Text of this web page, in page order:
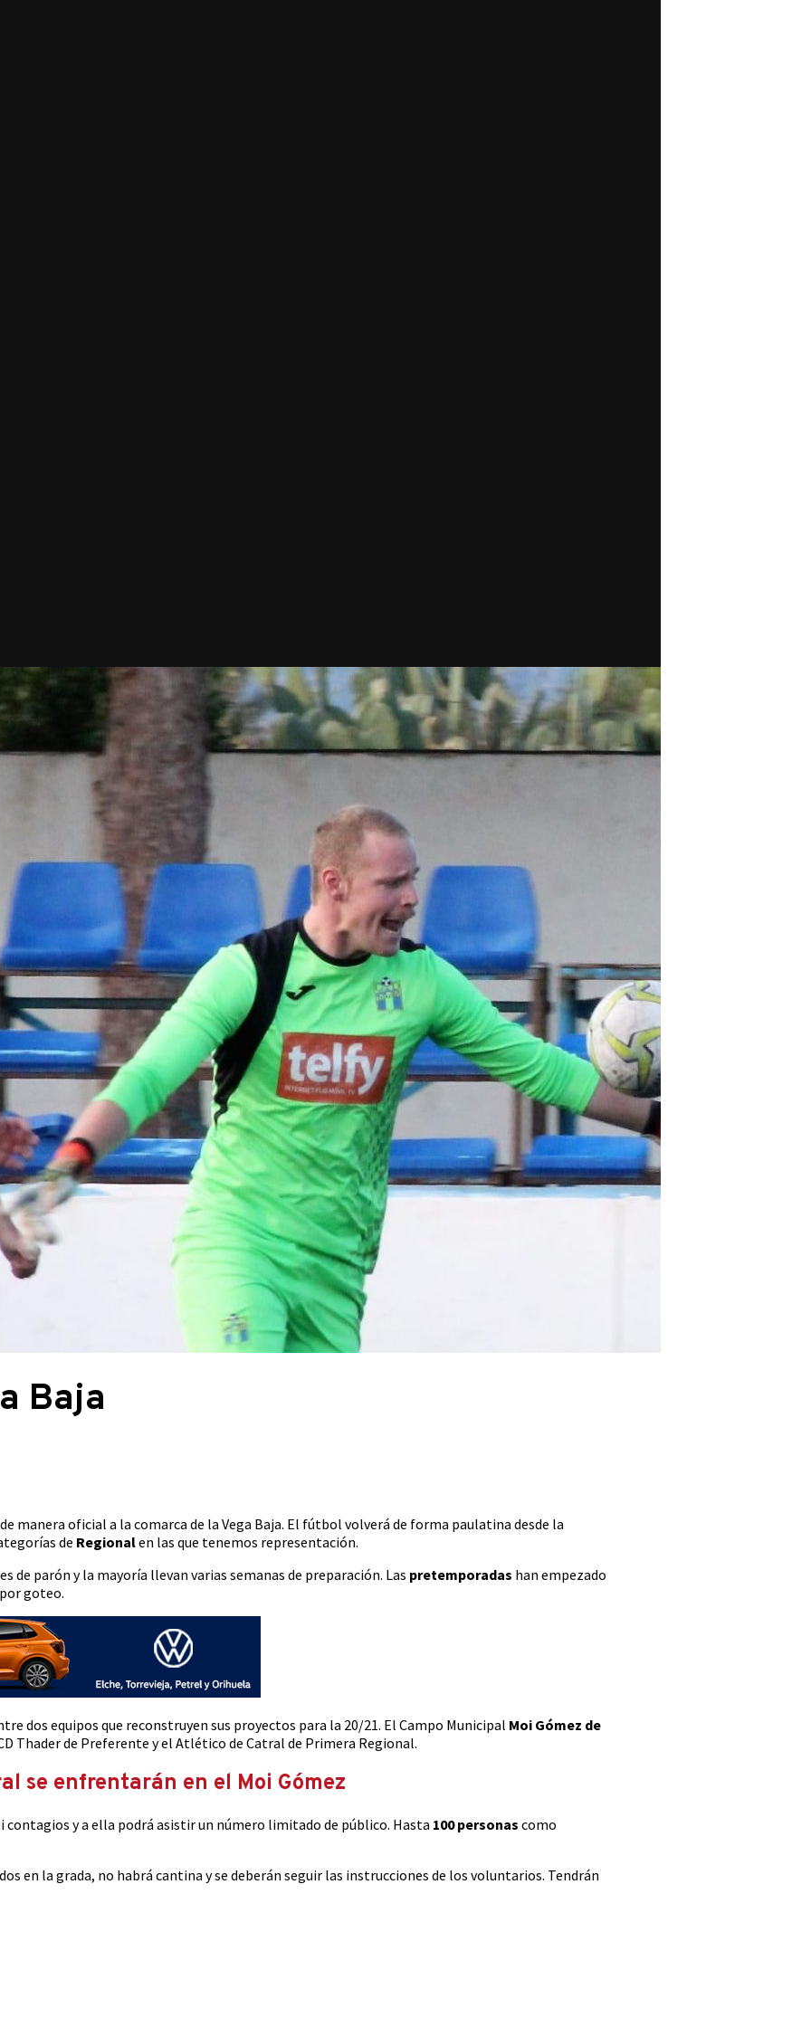
Baja
manera oficial a la comarca de la Vega Baja. El fútbol volverá de forma paulatina desde la
de Regionalen las que tenemos representación.
de parón y la mayoría llevan varias semanas de preparación. Las pretemporadas han empezado
goteo.
dos equipos que reconstruyen sus proyectos para la 20/21. El Campo Municipal Moi Gómez de
Thader de Preferente y el Atlético de Catral de Primera Regional.
se enfrentarán en el Moi Gómez
y a ella podrá asistir un número limitado de público. Hasta 100 personas como
en la grada, no habrá cantina y se deberán seguir las instrucciones de los voluntarios. Tendrán